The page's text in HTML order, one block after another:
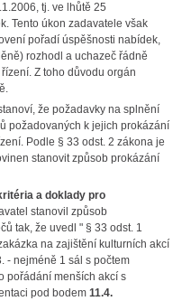
tj. ve lhůtě 25
Tento úkon zadavatele však
pořadí úspěšnosti nabídek,
rozhodl a uchazeč řádně
Z toho důvodu orgán
že požadavky na splnění
požadovaných k jejich prokázání
Podle § 33 odst. 2 zákona je
stanovit způsob prokázání
a doklady pro
stanovil způsob
tak, že uvedl " § 33 odst. 1
na zajištění kulturních akcí
- nejméně 1 sál s počtem
pořádání menších akcí s
pod bodem 11.4.